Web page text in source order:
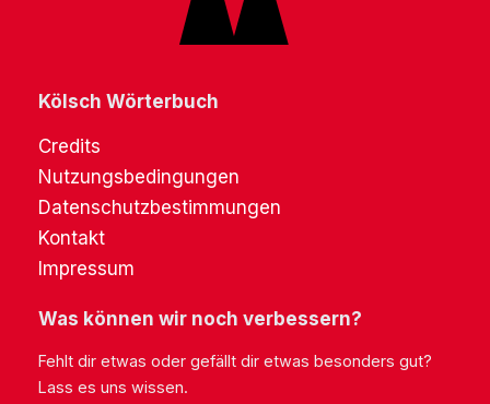
Kölsch Wörterbuch
Credits
Nutzungsbedingungen
Datenschutzbestimmungen
Kontakt
Impressum
Was können wir noch verbessern?
Fehlt dir etwas oder gefällt dir etwas besonders gut?
Lass es uns wissen.